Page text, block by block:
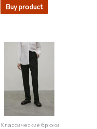
Buy product
Классические брюки